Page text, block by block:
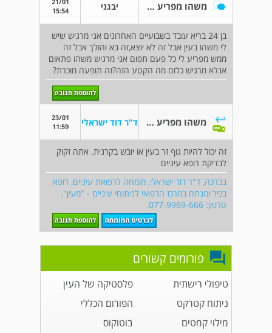
משהו מפריע בעין כל הזמן יבגני
15:54
בן 24 בריא עובד בשבועיים האחרונים אני מרגיש שיש
לי משהו בעין אבל זה לא יוצא,זה בא והולך אבל זה
ממש מפריע לי כל פעם תפום אני מרגיש משהו פתאום
אנלא מרגיש כלום מה הקטע הזה?זה תופעה מוכרת?
משהו מפריע בעין כל הזמן ד"ר דוד ישראלי
23/01
11:59
זה יכול להיות גוף זר בעין או יובש בקרנית. אתה זקוק
לבדיקת רופא עיניים
בברכה, ד"ר דוד ישראלי, מומחה לרפואת עיניים, רופא
בכיר ומנתח במרכז הרפואי לניתוחי עיניים - "מעין".
טלפון: 077-9969-666.
פורומים קשורים
טיפולי רישתית
פלסטיקה של העין
ניתוח קטרקט
הפורום הכללי
מילוי קמטים
בוטוקוס